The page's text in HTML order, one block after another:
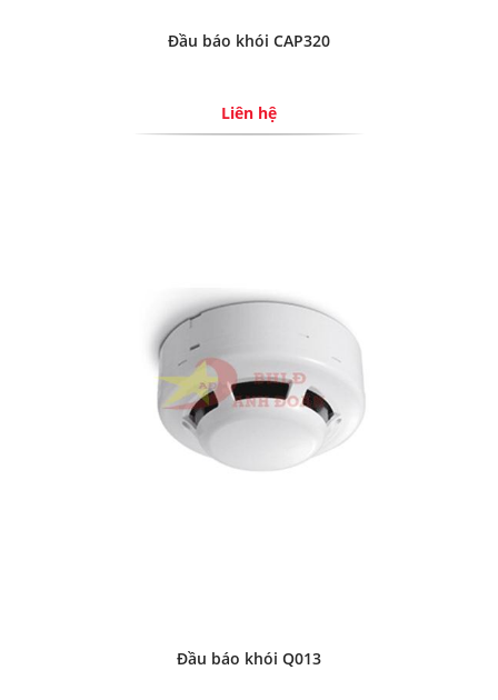
Đầu báo khói CAP320
Liên hệ
Đầu báo khói Q013